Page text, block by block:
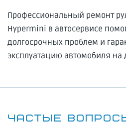
Профессиональный ремонт
Hypermini в автосервисе
долгосрочных проблем и
эксплуатацию автомобиля на
ЧАСТЫЕ